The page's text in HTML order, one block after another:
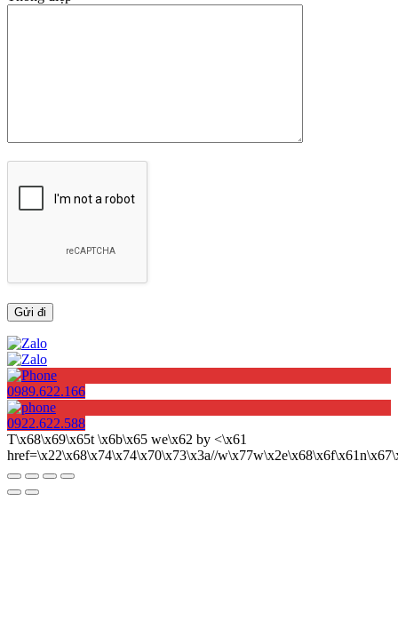
0989.622.166
0922.622.588
T\x68\x69\x65t \x6b\x65 we\x62 by <\x61
href=\x22\x68\x74\x74\x70\x73\x3a//